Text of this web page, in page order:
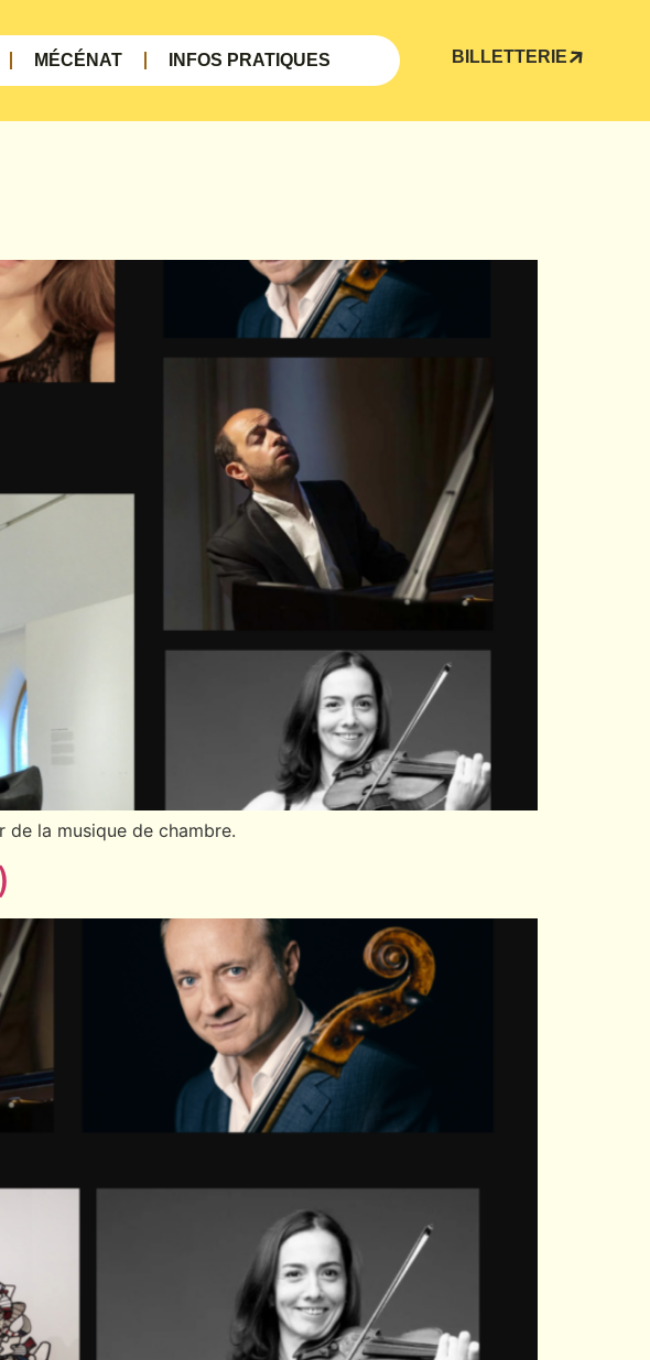
MÉCÉNAT INFOS PRATIQUES BILLETTERIE
la musique de chambre.